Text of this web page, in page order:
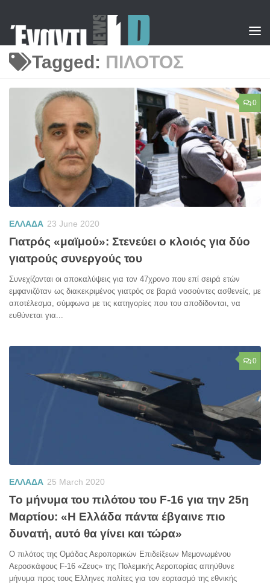
Tagged: ΠΙΛΟΤΟΣ
0
ΕΛΛΑΔΑ 23 June 2020
Γιατρός «μαϊμού»: Στενεύει ο κλοιός για δύο
γιατρούς συνεργούς του
Συνεχίζονται οι αποκαλύψεις για τον 47χρονο που επί σειρά ετών
εμφανιζόταν ως διακεκριμένος γιατρός σε βαριά νοσούντες ασθενείς, με
αποτέλεσμα, σύμφωνα με τις κατηγορίες που του αποδίδονται, να
ευθύνεται για...
0
ΕΛΛΑΔΑ 25 March 2020
Το μήνυμα του πιλότου του F-16 για την 25η
Μαρτίου: «Η Ελλάδα πάντα έβγαινε πιο
δυνατή, αυτό θα γίνει και τώρα»
Ο πιλότος της Ομάδας Αεροπορικών Επιδείξεων Μεμονωμένου
Αεροσκάφους F-16 «Ζευς» της Πολεμικής Αεροπορίας απηύθυνε
μήνυμα προς τους Ελληνες πολίτες για τον εορτασμό της εθνικής